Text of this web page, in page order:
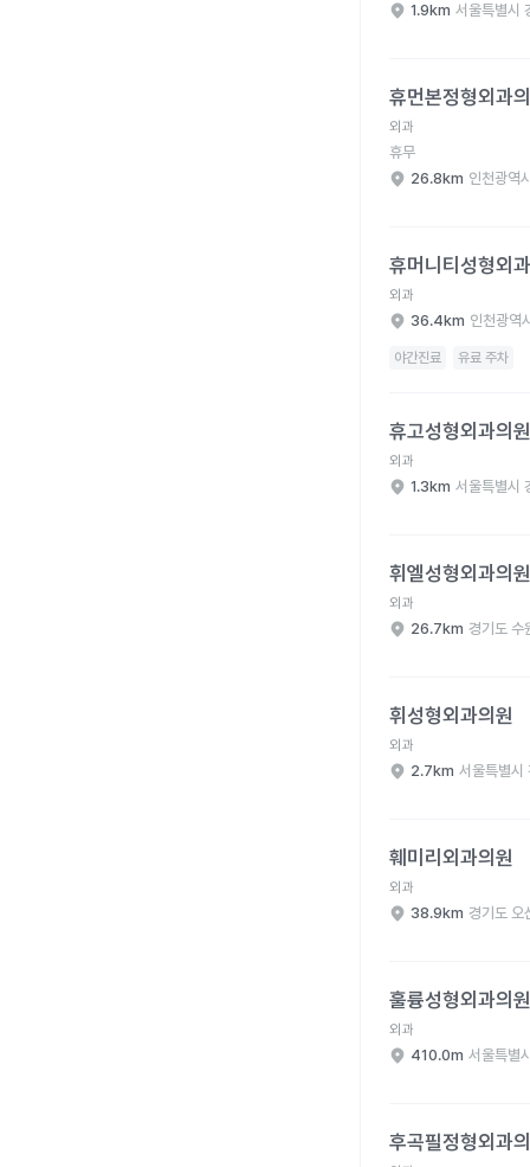
1.9km 서울특별시
휴먼본정형외과
외과
휴무
26.8km 인천광역
휴머니티성형외
외과
36.4km 인천광역
야간진료 유료 주차
휴고성형외과의원
외과
1.3km 서울특별시
휘엘성형외과의원
외과
26.7km 경기도 수
휘성형외과의원
외과
2.7km 서울특별시
훼미리외과의원
외과
38.9km 경기도 오
훌륭성형외과의원
외과
410.0m 서울특별
후곡필정형외과